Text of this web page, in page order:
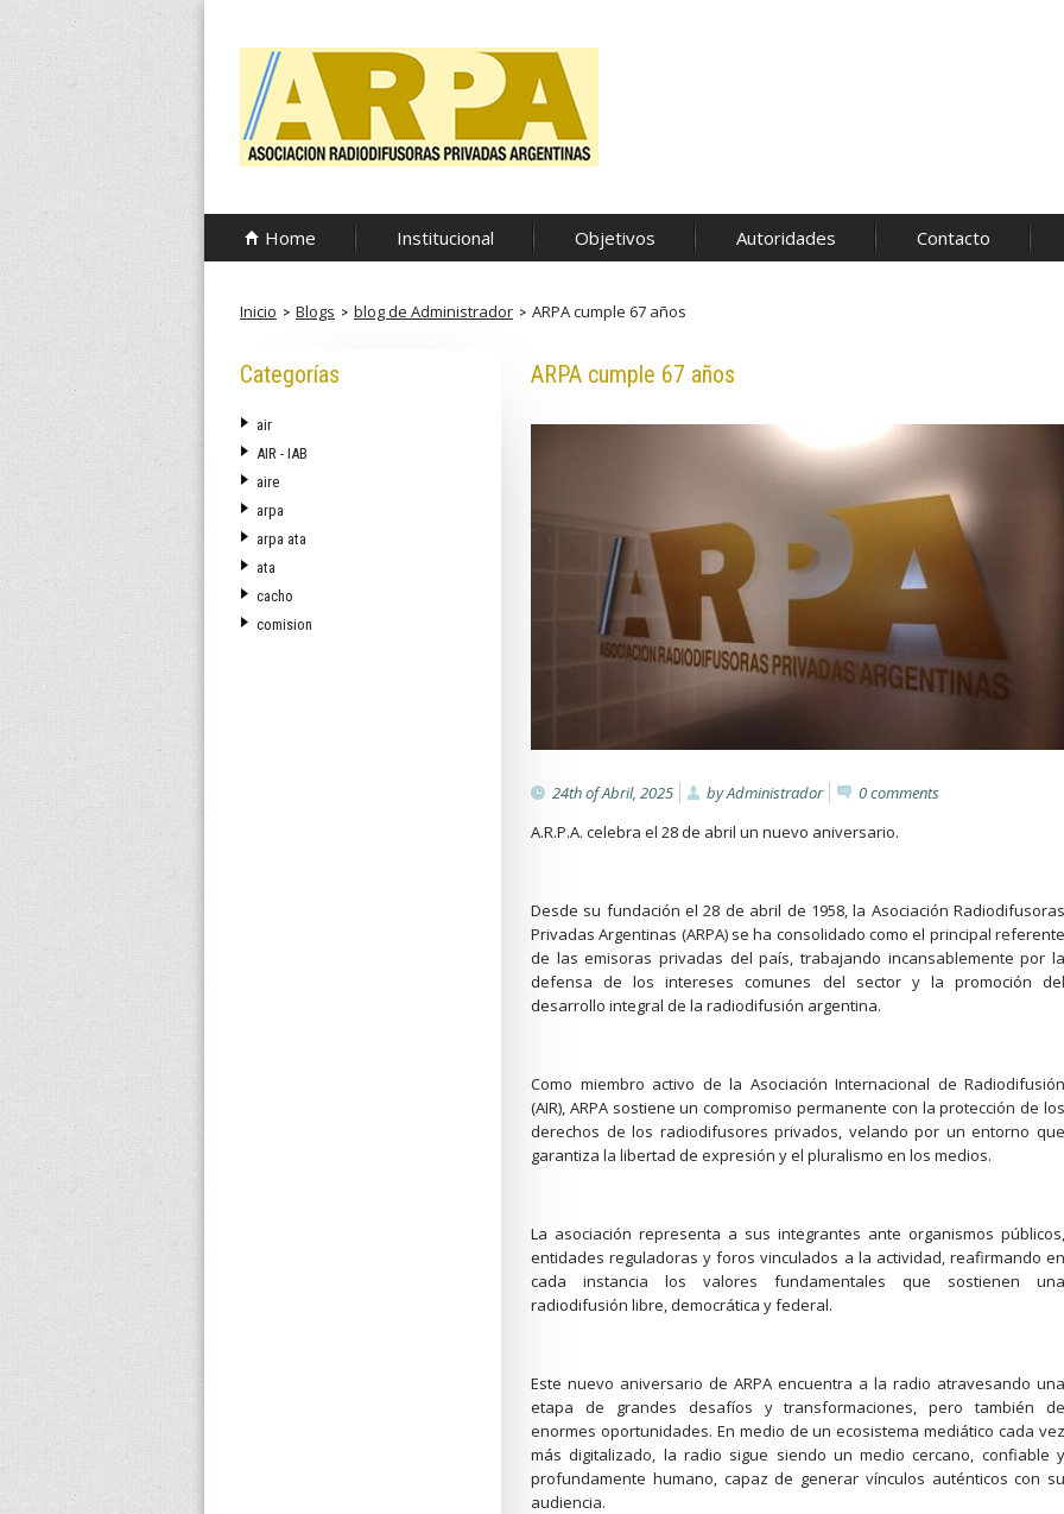
Pasar
contenido
A
R
P
A
Home Institucional Objetivos Autoridades Contacto
Inicio Blogs blog de Administrador ARPA cumple 67 años
ARPA cumple 67 años
24th of Abril, 2025 byAdministrador 0comments
A.R.P.A. celebra el 28 de abril un nuevo aniversario.
Desde su fundación el 28 de abril de 1958, la Asociación Radiodifusoras
Privadas Argentinas (ARPA) se ha consolidado como el principal referente
de las emisoras privadas del país, trabajando incansablemente por la
defensa de los intereses comunes del sector y la promoción del
desarrollo integral de la radiodifusión argentina.
Como miembro activo de la Asociación Internacional de Radiodifusión
(AIR), ARPA sostiene un compromiso permanente con la protección de los
derechos de los radiodifusores privados, velando por un entorno que
garantiza la libertad de expresión y el pluralismo en los medios.
La asociación representa a sus integrantes ante organismos públicos,
entidades reguladoras y foros vinculados a la actividad, reafirmando en
cada instancia los valores fundamentales que sostienen una
radiodifusión libre, democrática y federal.
Este nuevo aniversario de ARPA encuentra a la radio atravesando una
etapa de grandes desafíos y transformaciones, pero también de
enormes oportunidades. En medio de un ecosistema mediático cada vez
más digitalizado, la radio sigue siendo un medio cercano, confiable y
profundamente humano, capaz de generar vínculos auténticos con su
audiencia.
Categorías
air
AIR - IAB
aire
arpa
arpa ata
ata
cacho
comision